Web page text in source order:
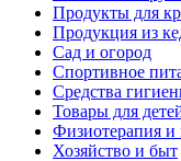
Продукты для
Продукция из
Сад и огород
Спортивное
Средства
Товары для
Физиотерапия и
Хозяйство и быт